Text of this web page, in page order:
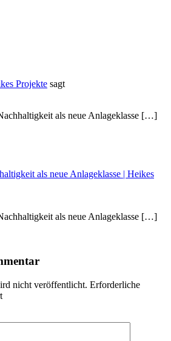
Projekte sagt
als neue Anlageklasse […]
als neue Anlageklasse | Heikes
als neue Anlageklasse […]
nicht veröffentlicht. Erforderliche